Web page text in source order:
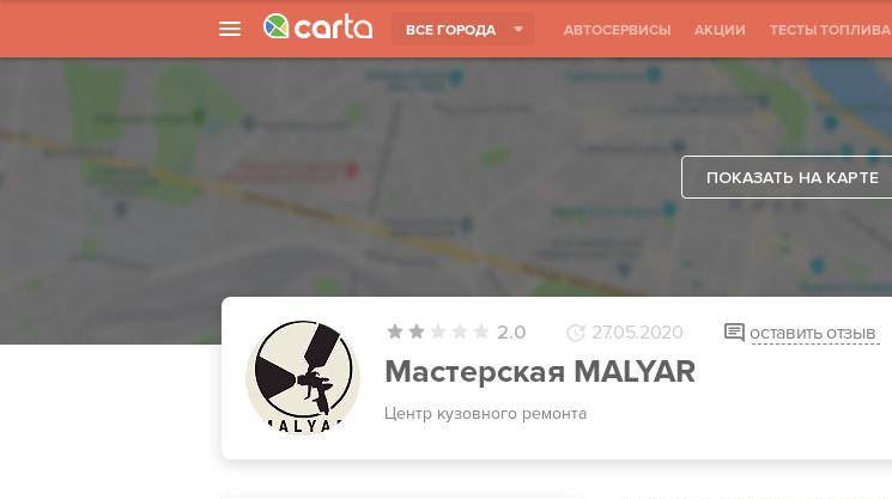
ВСЕ ГОРОДА АВТОСЕРВИСЫ АКЦИИ ТЕСТЫ ТОПЛИВА
ПОКАЗАТЬ НА КАРТЕ
2.0 27.05.2020 оставить отзыв
Мастерская MALYAR
Центр кузовного ремонта